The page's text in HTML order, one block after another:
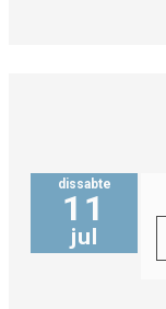
dissabte
11
jul